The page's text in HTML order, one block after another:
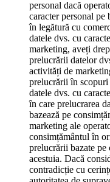
personal dacă
caracter personal pe
în legătură cu
datele dvs. cu
marketing, aveți
prelucrării datelor
activități de
prelucrării în
datele dvs. cu
în care prelucrarea
bazează pe
marketing ale
consimțământul în
prelucrării bazate pe
acestuia. Dacă
contradicție cu